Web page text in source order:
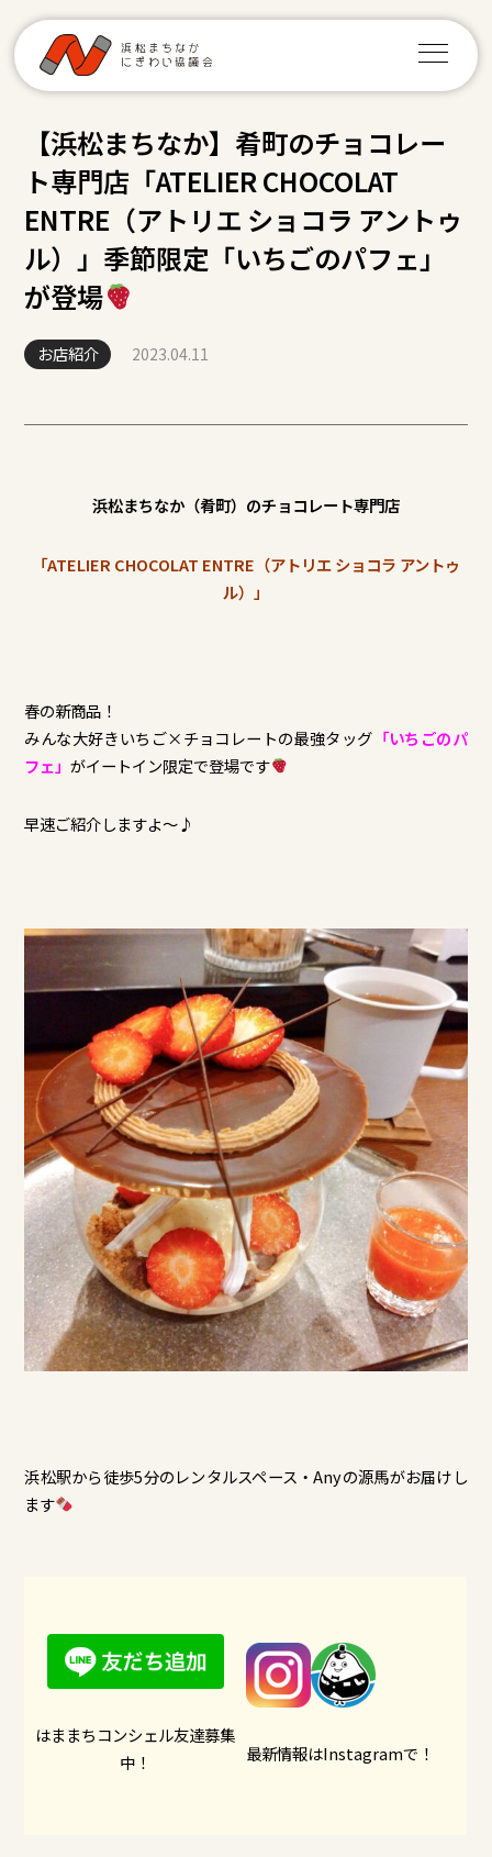
【浜松まちなか】肴町のチョコレー
ト専門店「ATELIER CHOCOLAT
ENTRE（アトリエ ショコラ アントゥ
ル）」季節限定「いちごのパフェ」
が登場
お店紹介 2023.04.11
浜松まちなか（肴町）のチョコレート専門店
「ATELIER CHOCOLAT ENTRE（アトリエ ショコラ アントゥ
ル）」
春の新商品！
みんな大好きいちご×チョコレートの最強タッグ 「いちごのパ
フェ」がイートイン限定で登場です
早速ご紹介しますよ～♪
浜松駅から徒歩5分のレンタルスペース・Anyの源馬がお届けし
ます
はままちコンシェル友達募集
中！
最新情報はInstagramで！